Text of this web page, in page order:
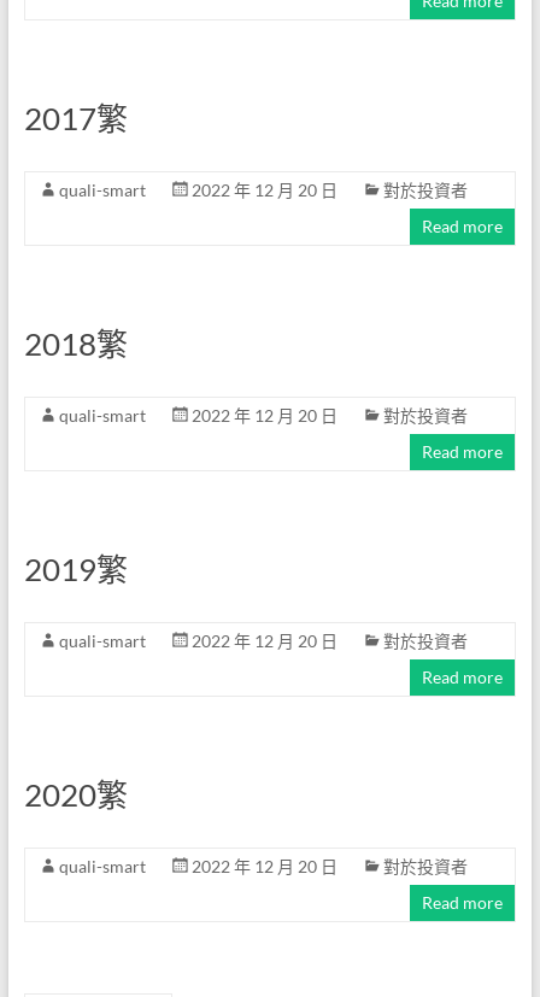
2017繁
quali-smart 2022 年 12 月 20 日
對於投資者
Read more
2018繁
quali-smart 2022 年 12 月 20 日
對於投資者
Read more
2019繁
quali-smart 2022 年 12 月 20 日
對於投資者
Read more
2020繁
quali-smart 2022 年 12 月 20 日
對於投資者
Read more